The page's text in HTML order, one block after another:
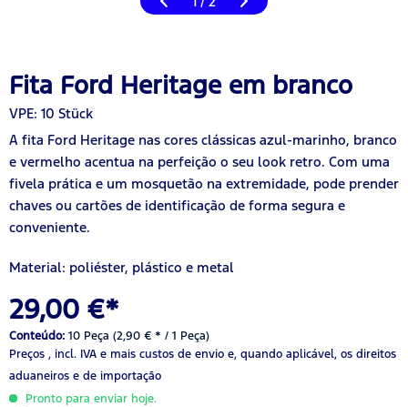
Fita Ford Heritage em branco
VPE: 10 Stück
A fita Ford Heritage nas cores clássicas azul-marinho, branco
e vermelho acentua na perfeição o seu look retro. Com uma
fivela prática e um mosquetão na extremidade, pode prender
chaves ou cartões de identificação de forma segura e
conveniente.
Material: poliéster, plástico e metal
29,00 €*
Conteúdo: 10 Peça (2,90 € * / 1 Peça)
Preços , incl. IVA e mais custos de envio e, quando aplicável, os direitos
aduaneiros e de importação
Pronto para enviar hoje.